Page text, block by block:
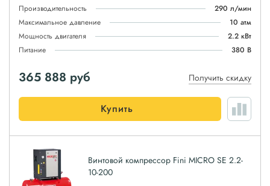
Производительность
290 л/мин
Максимальное давление
10 атм
Мощность двигателя
2.2 кВт
Питание
380 В
365 888 руб Получить скидку
Купить
Винтовой компрессор Fini MICRO SE 2.2-
10-200